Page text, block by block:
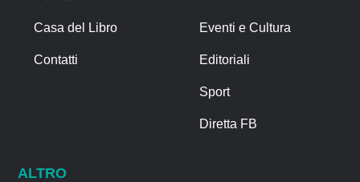
Casa del Libro
Contatti
Eventi e Cultura
Editoriali
Sport
Diretta FB
ALTRO